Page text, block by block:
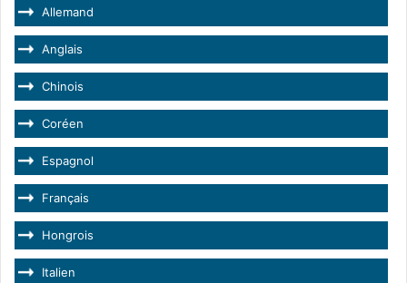
Allemand
Anglais
Chinois
Coréen
Espagnol
Français
Hongrois
Italien